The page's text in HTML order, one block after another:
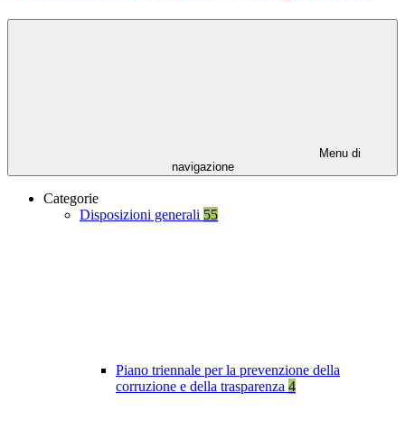
Menu di
navigazione
Categorie
Disposizioni generali 55
Piano triennale per la prevenzione della
corruzione e della trasparenza 4